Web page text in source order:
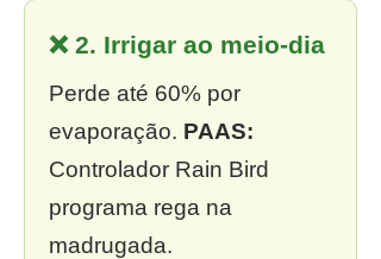
❌ 2. Irrigar ao meio-dia
Perde até 60% por
evaporação. PAAS:
Controlador Rain Bird
programa rega na
madrugada.